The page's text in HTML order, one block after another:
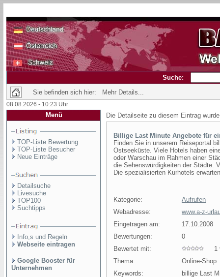
Suche:
Sie befinden sich hier: Mehr Details...
08.08.2026 - 10:23 Uhr
Menü
TOP-Liste Bewertung
TOP-Liste Besucher
Neue Einträge
Detailsuche
Livesuche
TOP100
Suchtipps
Info,s und Regeln
Webseite eintragen
Google Booster für
Unternehmen
Die Detailseite zu diesem Eintrag
Billige Last Minute Angebote für
Finden Sie in unserem Reiseportal
Ostseeküste. Viele Hotels haben
oder Warschau im Rahmen einer
die Sehenswürdigkeiten der Städte.
Die spezialisierten Kurhotels
Kategorie:
Aufrufen
Webadresse:
www.a-z-
Eingetragen am:
17.10.2008
Bewertungen:
0
Bewertet mit:
1
Thema:
Online-Shop
Keywords:
billige Last